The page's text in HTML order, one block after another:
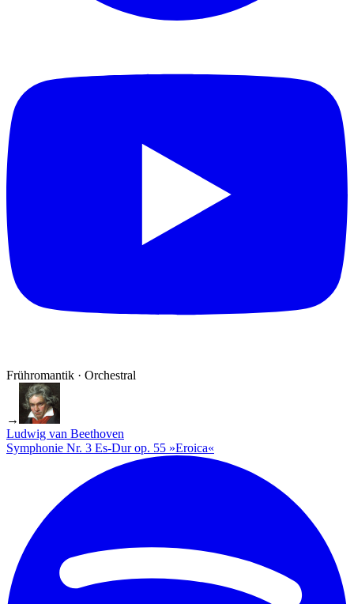
Frühromantik · Orchestral
→
Ludwig van Beethoven
Symphonie Nr. 3 Es-Dur op. 55 »Eroica«